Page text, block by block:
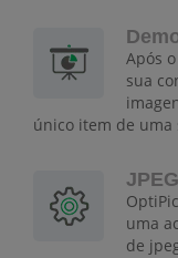
Após
sua
único item de uma
uma
de